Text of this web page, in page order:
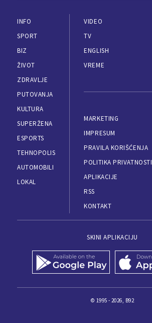
INFO
SPORT
BIZ
ŽIVOT
ZDRAVLJE
PUTOVANJA
KULTURA
SUPERŽENA
ESPORTS
TEHNOPOLIS
AUTOMOBILI
LOKAL
VIDEO
TV
ENGLISH
VREME
MARKETING
IMPRESUM
PRAVILA KORIŠĆENJA
POLITIKA PRIVATNOSTI
APLIKACIJE
RSS
KONTAKT
SKINI APLIKACIJU
© 1995 - 2026, B92